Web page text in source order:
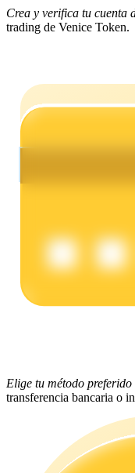
Earn
Alta rentabilidad y
Crea y verifica tu cuenta
trading de Venice Token.
Elige tu método preferido
transferencia bancaria o